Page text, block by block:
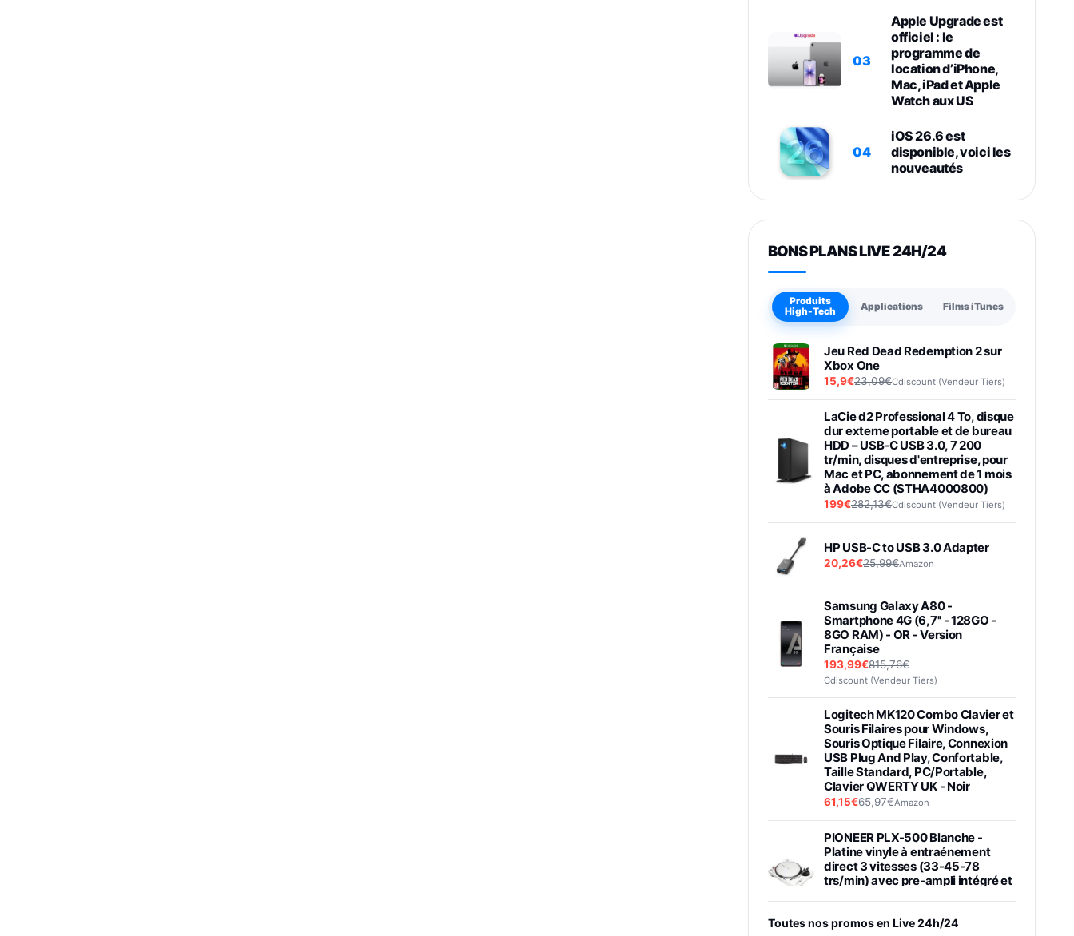
03
Apple Upgrade est
officiel : le
programme de
location d’iPhone,
Mac, iPad et Apple
Watch aux US
04
iOS 26.6 est
disponible, voici les
nouveautés
BONS PLANS LIVE 24H/24
Produits
High-Tech
Applications Films iTunes
Jeu Red Dead Redemption 2 sur
Xbox One
15,9€23,09€Cdiscount (Vendeur Tiers)
LaCie d2 Professional 4 To, disque
dur externe portable et de bureau
HDD – USB-C USB 3.0, 7 200
tr/min, disques d'entreprise, pour
Mac et PC, abonnement de 1 mois
à Adobe CC (STHA4000800)
199€282,13€Cdiscount (Vendeur Tiers)
HP USB-C to USB 3.0 Adapter
20,26€25,99€Amazon
Samsung Galaxy A80 -
Smartphone 4G (6,7'' - 128GO -
8GO RAM) - OR - Version
Française
193,99€815,76€
Cdiscount (Vendeur Tiers)
Logitech MK120 Combo Clavier et
Souris Filaires pour Windows,
Souris Optique Filaire, Connexion
USB Plug And Play, Confortable,
Taille Standard, PC/Portable,
Clavier QWERTY UK - Noir
61,15€65,97€Amazon
PIONEER PLX-500 Blanche -
Platine vinyle à entraénement
direct 3 vitesses (33-45-78
trs/min) avec pre-ampli intégré et
Toutes nos promos en Live 24h/24